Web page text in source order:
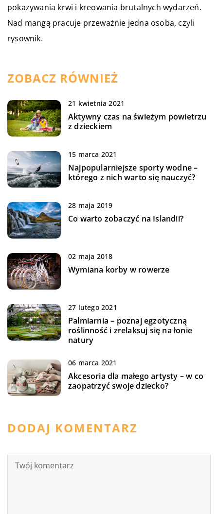
pokazywania krwi i kreowania brutalnych wydarzeń.
Nad mangą pracuje przeważnie jedna osoba, czyli
rysownik.
ZOBACZ RÓWNIEŻ
21 kwietnia 2021
Aktywny czas na świeżym powietrzu
z dzieckiem
15 marca 2021
Najpopularniejsze sporty wodne –
którego z nich warto się nauczyć?
28 maja 2019
Co warto zobaczyć na Islandii?
02 maja 2018
Wymiana korby w rowerze
27 lutego 2021
Palmiarnia – poznaj egzotyczną
roślinność i zrelaksuj się na łonie
natury
06 marca 2021
Akcesoria dla małego artysty – w co
zaopatrzyć swoje dziecko?
DODAJ KOMENTARZ